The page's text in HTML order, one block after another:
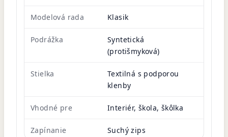
Modelová rada Klasik
Podrážka
Syntetická
(protišmyková)
Stielka
Textilná s podporou
klenby
Vhodné pre Interiér, škola, škôlka
Zapínanie Suchý zips